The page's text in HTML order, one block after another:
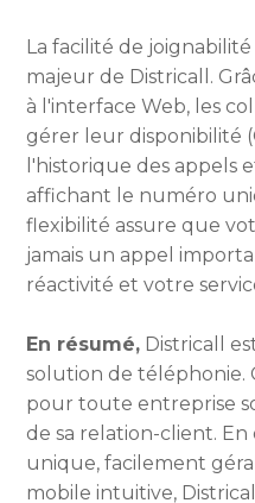
La facilité de
majeur de Districall.
à l'interface Web, les
gérer leur disponibilité
l'historique des appels
affichant le numéro
flexibilité assure que
jamais un appel
réactivité et votre
En résumé, Districall
solution de téléphonie.
pour toute entreprise
de sa relation-client.
unique, facilement
mobile intuitive,